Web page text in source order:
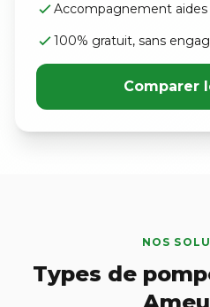
Accompagnement aides
100% gratuit, sans
Comparer
NOS
Types de